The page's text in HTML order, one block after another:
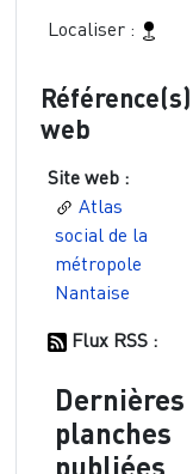
Localiser :
Référence(s)
web
Site web :
Atlas
social de la
métropole
Nantaise
Flux RSS :
Dernières
planches
publiées